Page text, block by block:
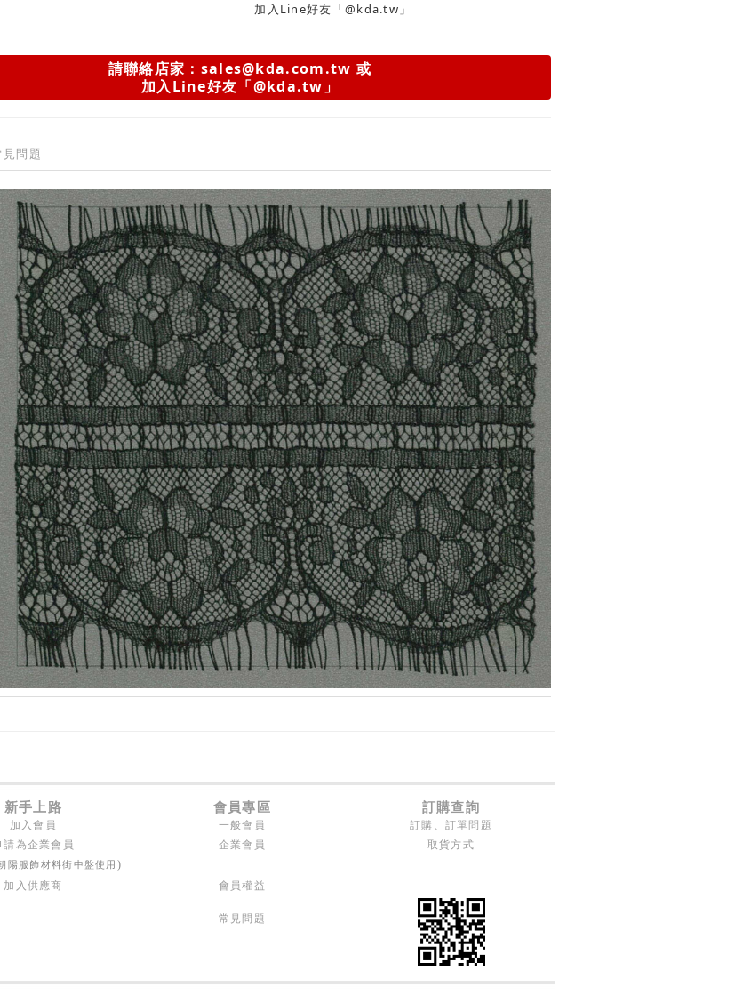
加入Line好友「@kda.tw」
請聯絡店家：sales@kda.com.tw 或
加入Line好友「@kda.tw」
見問題
新手上路 會員專區 訂購查詢
加入會員 一般會員
訂購、訂單問題
請為企業會員
陽服飾材料街中盤使用 )
企業會員 取貨方式
加入供應商 會員權益
常見問題